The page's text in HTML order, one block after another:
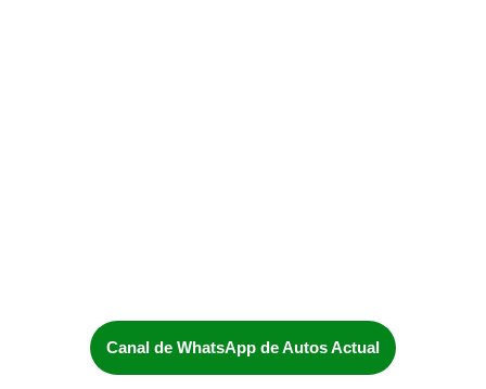
Canal de WhatsApp de Autos Actual